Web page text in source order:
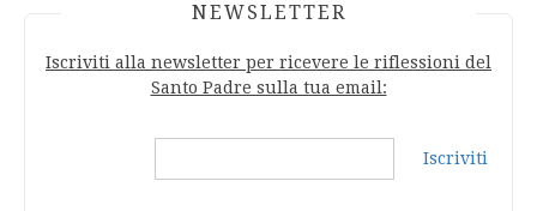
NEWSLETTER
Iscriviti alla newsletter per ricevere le riflessioni del
Santo Padre sulla tua email:
Iscriviti